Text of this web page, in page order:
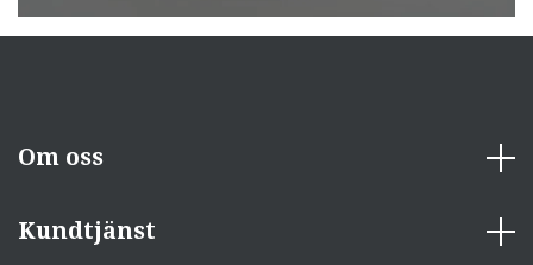
Om oss
Kundtjänst